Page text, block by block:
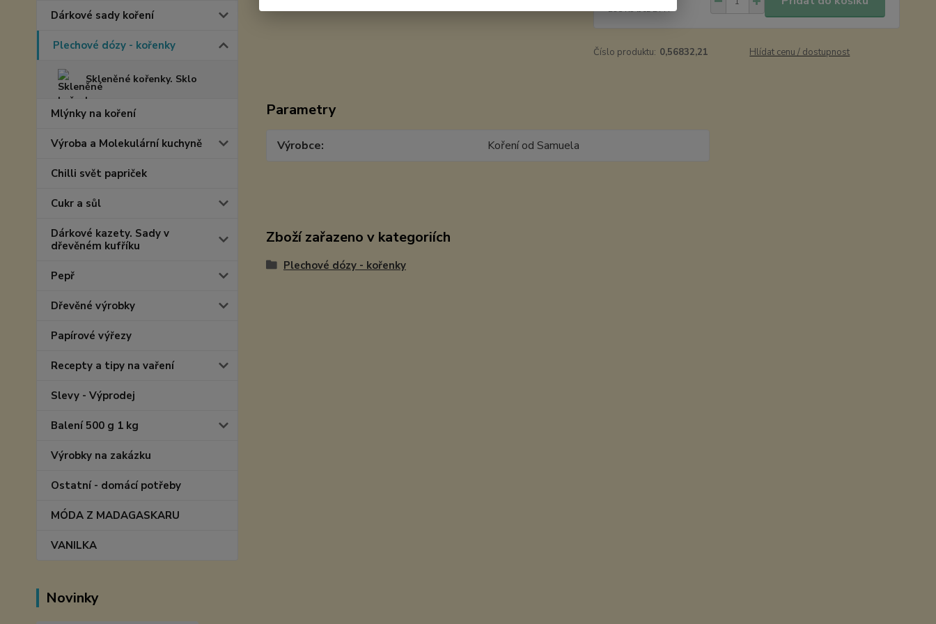
Dárkové sady koření
Plechové dózy - kořenky
Skleněné kořenky. Sklo
Mlýnky na koření
Výroba a Molekulární kuchyně
Chilli svět papriček
Cukr a sůl
Dárkové kazety. Sady v
dřevěném kufříku
Pepř
Dřevěné výrobky
Papírové výřezy
Recepty a tipy na vaření
Slevy - Výprodej
Balení 500 g 1 kg
Výrobky na zakázku
Ostatní - domácí potřeby
MÓDA Z MADAGASKARU
VANILKA
Novinky
298 Kč bez DPH
Číslo produktu: 0,56832,21 Hlídat cenu / dostupnost
Parametry
Výrobce Koření od Samuela
Zboží zařazeno v kategoriích
Plechové dózy - kořenky